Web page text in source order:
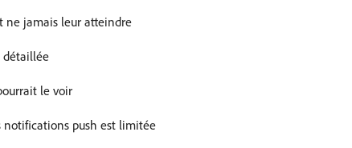
ne jamais leur atteindre
détaillée
le voir
notifications push est limitée